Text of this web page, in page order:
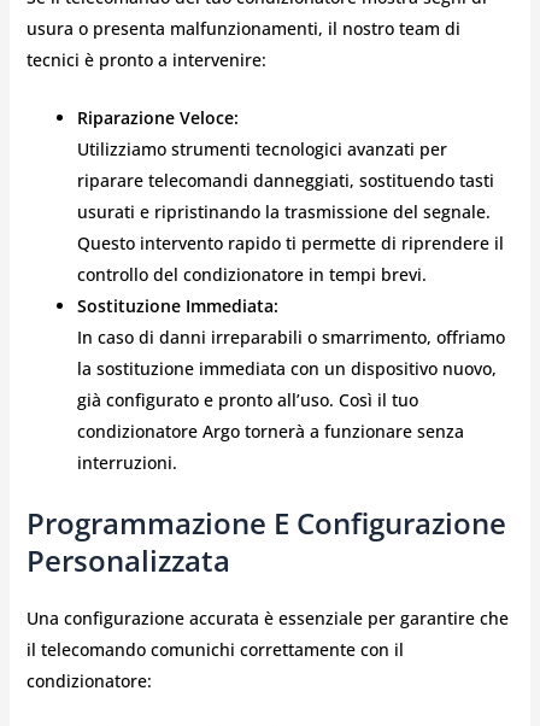
usura o presenta malfunzionamenti, il nostro team di
tecnici è pronto a intervenire:
Riparazione Veloce:
Utilizziamo strumenti tecnologici avanzati per
riparare telecomandi danneggiati, sostituendo tasti
usurati e ripristinando la trasmissione del segnale.
Questo intervento rapido ti permette di riprendere il
controllo del condizionatore in tempi brevi.
Sostituzione Immediata:
In caso di danni irreparabili o smarrimento, offriamo
la sostituzione immediata con un dispositivo nuovo,
già configurato e pronto all’uso. Così il tuo
condizionatore Argo tornerà a funzionare senza
interruzioni.
Programmazione E Configurazione
Personalizzata
Una configurazione accurata è essenziale per garantire che
il telecomando comunichi correttamente con il
condizionatore: